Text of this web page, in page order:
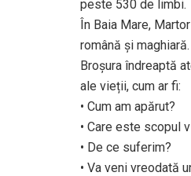
peste 530 de limbi.
În Baia Mare,
română și maghiară.
Broșura îndreaptă
ale vieții, cum ar fi:
• Cum am apărut?
• Care este scopul
• De ce suferim?
• Va veni vreodată